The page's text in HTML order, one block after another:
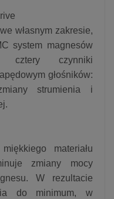
własnym zakresie,
system magnesów
cztery czynniki
głośników:
strumienia i
materiału
zmiany mocy
W rezultacie
do minimum, w